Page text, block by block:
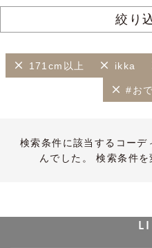
絞り
171cm以上 ikka
#お
検索条件に該当するコーデ
んでした。 検索条件を